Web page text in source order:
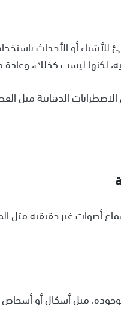
أو الأحداث
لكنها ليست كذلك، وعادةً
الذهانية مثل
أصوات غير حقيقية مثل
مثل أشكال أو أشخاص